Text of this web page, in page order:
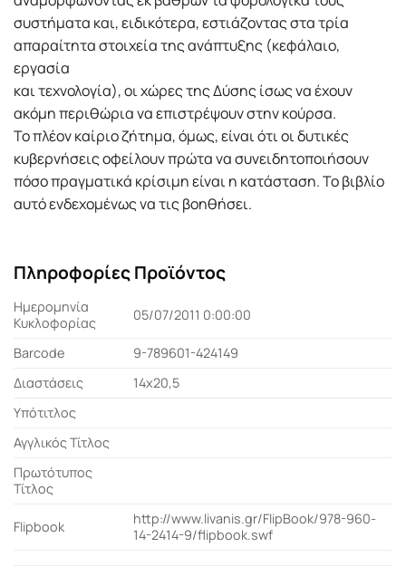
συστήματα και, ειδικότερα, εστιάζοντας στα τρία
απαραίτητα στοιχεία της ανάπτυξης (κεφάλαιο,
εργασία
και τεχνολογία), οι χώρες της Δύσης ίσως να έχουν
ακόμη περιθώρια να επιστρέψουν στην κούρσα.
Το πλέον καίριο ζήτημα, όμως, είναι ότι οι δυτικές
κυβερνήσεις οφείλουν πρώτα να συνειδητοποιήσουν
πόσο πραγματικά κρίσιμη είναι η κατάσταση. Το βιβλίο
αυτό ενδεχομένως να τις βοηθήσει.
Πληροφορίες Προϊόντος
Ημερομηνία
Κυκλοφορίας
05/07/2011 0:00:00
Barcode
9-789601-424149
Διαστάσεις
14x20,5
Υπότιτλος
Αγγλικός Τίτλος
Πρωτότυπος
Τίτλος
Flipbook
http://www.livanis.gr/FlipBook/978-960-
14-2414-9/flipbook.swf